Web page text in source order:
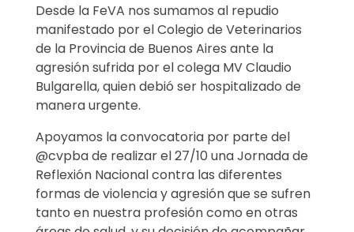
a
s
a
d
e
V
Desde la FeVA nos sumamos al repudio
manifestado por el Colegio de Veterinarios
de la Provincia de Buenos Aires ante la
agresión sufrida por el colega MV Claudio
Bulgarella, quien debió ser hospitalizado de
manera urgente.
Apoyamos la convocatoria por parte del
@cvpba de realizar el 27/10 una Jornada de
Reflexión Nacional contra las diferentes
formas de violencia y agresión que se sufren
tanto en nuestra profesión como en otras